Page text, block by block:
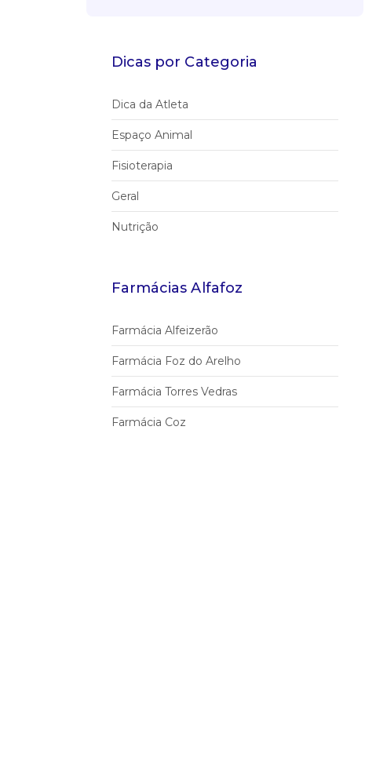
Dicas por Categoria
Dica da Atleta
Espaço Animal
Fisioterapia
Geral
Nutrição
Farmácias Alfafoz
Farmácia Alfeizerão
Farmácia Foz do Arelho
Farmácia Torres Vedras
Farmácia Coz